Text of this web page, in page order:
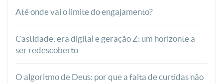
Até onde vai o limite do engajamento?
Castidade, era digital e geração Z: um horizonte a
ser redescoberto
O algoritmo de Deus: por que a falta de curtidas não